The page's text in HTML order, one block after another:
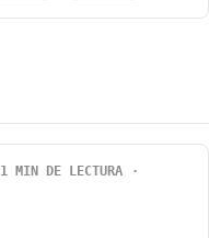
1 MIN DE LECTURA